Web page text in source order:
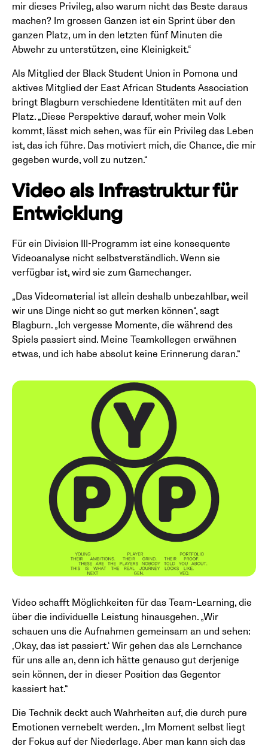
mir dieses Privileg, also warum nicht das Beste daraus
machen? Im grossen Ganzen ist ein Sprint über den
ganzen Platz, um in den letzten fünf Minuten die
Abwehr zu unterstützen, eine Kleinigkeit.“
Als Mitglied der Black Student Union in Pomona und
aktives Mitglied der East African Students Association
bringt Blagburn verschiedene Identitäten mit auf den
Platz. „Diese Perspektive darauf, woher mein Volk
kommt, lässt mich sehen, was für ein Privileg das Leben
ist, das ich führe. Das motiviert mich, die Chance, die mir
gegeben wurde, voll zu nutzen.“
Video als Infrastruktur für
Entwicklung
Für ein Division III-Programm ist eine konsequente
Videoanalyse nicht selbstverständlich. Wenn sie
verfügbar ist, wird sie zum Gamechanger.
„Das Videomaterial ist allein deshalb unbezahlbar, weil
wir uns Dinge nicht so gut merken können“, sagt
Blagburn. „Ich vergesse Momente, die während des
Spiels passiert sind. Meine Teamkollegen erwähnen
etwas, und ich habe absolut keine Erinnerung daran.“
Video schafft Möglichkeiten für das Team-Learning, die
über die individuelle Leistung hinausgehen. „Wir
schauen uns die Aufnahmen gemeinsam an und sehen:
‚Okay, das ist passiert.‘ Wir gehen das als Lernchance
für uns alle an, denn ich hätte genauso gut derjenige
sein können, der in dieser Position das Gegentor
kassiert hat.“
Die Technik deckt auch Wahrheiten auf, die durch pure
Emotionen vernebelt werden. „Im Moment selbst liegt
der Fokus auf der Niederlage. Aber man kann sich das